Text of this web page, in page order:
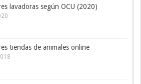
lavadoras según OCU (2020)
tiendas de animales online